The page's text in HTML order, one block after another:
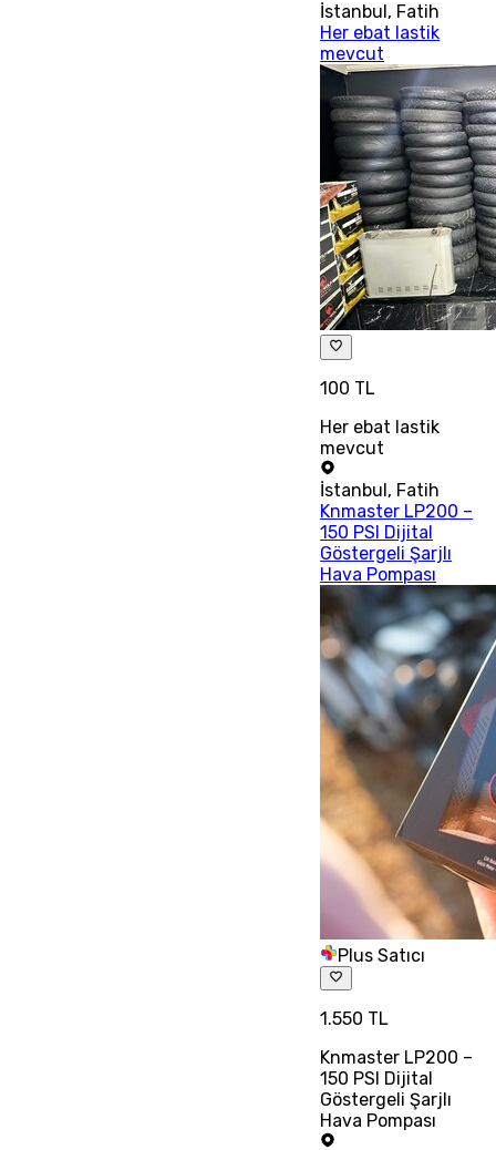
İstanbul , Fatih
Her ebat lastik
mevcut
100 TL
Her ebat lastik
mevcut
İstanbul, Fatih
Knmaster LP200 –
150 PSI Dijital
Göstergeli Şarjlı
Hava Pompası
Plus Satıcı
1.550 TL
Knmaster LP200 –
150 PSI Dijital
Göstergeli Şarjlı
Hava Pompası